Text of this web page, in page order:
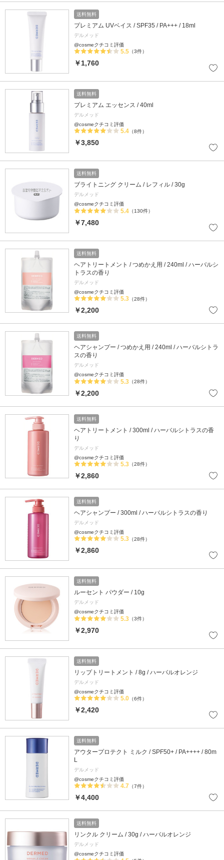
送料無料
プレミアム UVベイス / SPF35 / PA+++ / 18ml
デルメッド
@cosmeクチコミ評価
5.5 （3件）
￥1,760
送料無料
プレミアム エッセンス / 40ml
デルメッド
@cosmeクチコミ評価
5.4 （8件）
￥3,850
送料無料
ブライトニング クリーム / レフィル / 30g
デルメッド
@cosmeクチコミ評価
5.4 （130件）
￥7,480
送料無料
ヘアトリートメント / つめかえ用 / 240ml / ハーバルシ
トラスの香り
デルメッド
@cosmeクチコミ評価
5.3 （28件）
￥2,200
送料無料
ヘアシャンプー / つめかえ用 / 240ml / ハーバルシトラ
スの香り
デルメッド
@cosmeクチコミ評価
5.3 （28件）
￥2,200
送料無料
ヘアトリートメント / 300ml / ハーバルシトラスの香
り
デルメッド
@cosmeクチコミ評価
5.3 （28件）
￥2,860
送料無料
ヘアシャンプー / 300ml / ハーバルシトラスの香り
デルメッド
@cosmeクチコミ評価
5.3 （28件）
￥2,860
送料無料
ルーセント パウダー / 10g
デルメッド
@cosmeクチコミ評価
5.3 （3件）
￥2,970
送料無料
リップトリートメント / 8g / ハーバルオレンジ
デルメッド
@cosmeクチコミ評価
5.0 （6件）
￥2,420
送料無料
アウタープロテクト ミルク / SPF50+ / PA++++ / 80m
L
デルメッド
@cosmeクチコミ評価
4.7 （7件）
￥4,400
送料無料
リンクル クリーム / 30g / ハーバルオレンジ
デルメッド
@cosmeクチコミ評価